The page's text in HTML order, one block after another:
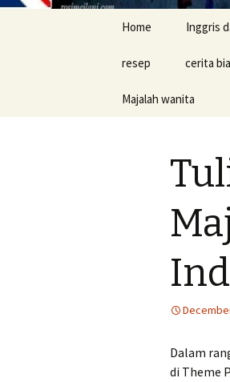
Home Inggris
resep cerita
Majalah wanita
Dalam
di Theme